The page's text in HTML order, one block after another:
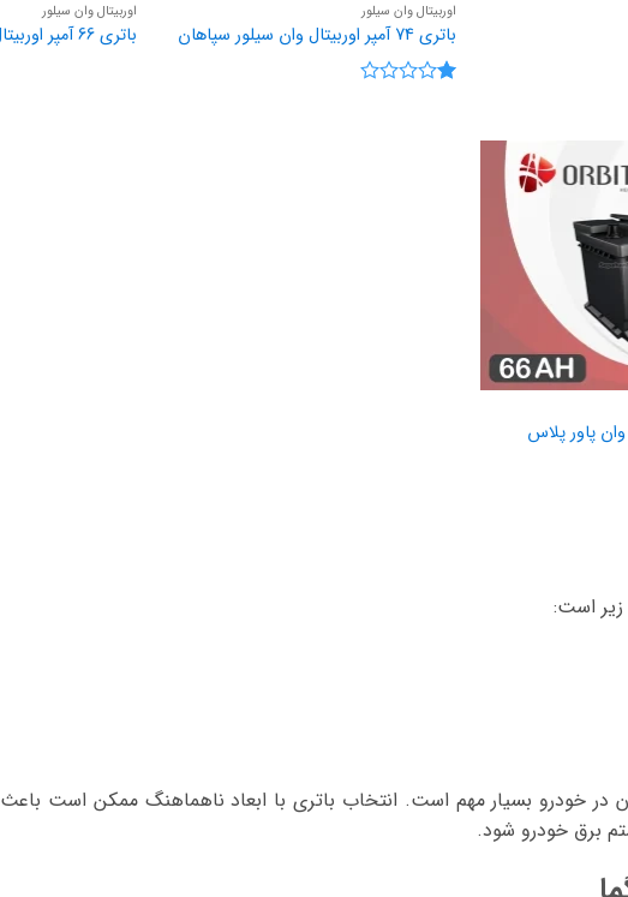
اوربیتال وان سیلور
باتری 74 آمپر اوربیتال وان سیلور سپاهان
اوربیتال وان سیلور
باتری 66 آمپر اوربیتال وان سیلور سپاهان
در خودرو بسیار مهم است. انتخاب باتری با ابعاد ناهماهنگ ممکن است باعث
برق خودرو شود.